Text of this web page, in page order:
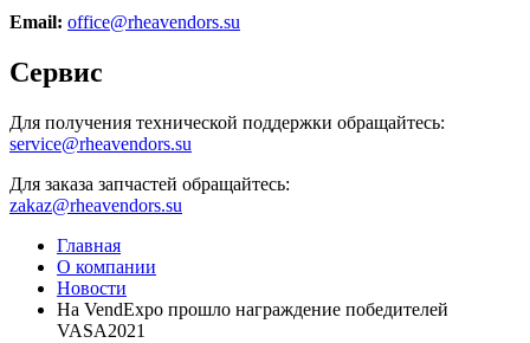
Email: office@rheavendors.su
Сервис
Для получения технической поддержки обращайтесь:
service@rheavendors.su
Для заказа запчастей обращайтесь:
zakaz@rheavendors.su
Главная
О компании
Новости
На VendExpo прошло награждение победителей
VASA2021